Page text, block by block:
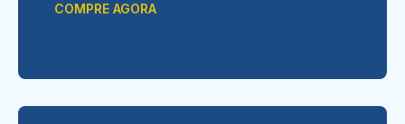
COMPRE AGORA